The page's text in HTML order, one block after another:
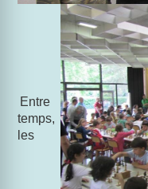
Entre
temps,
les